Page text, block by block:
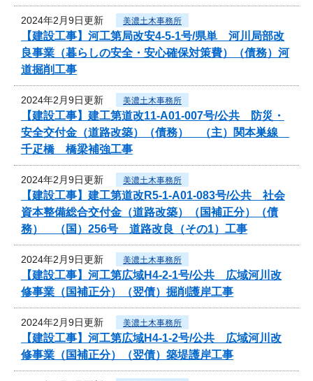
2024年2月9日更新 美濃土木事務所
【建設工事】河工第局改安4-5-1号/県単 河川局部改
良事業（暮らしの安全・安心確保対策費）（債務）河
道掘削工事
2024年2月9日更新 美濃土木事務所
【建設工事】建工第道改11-A01-007号/公共 防災・
安全交付金（道路改築）（債務） （主）関本巣線
千疋橋 橋梁補強工事
2024年2月9日更新 美濃土木事務所
【建設工事】建工第道改R5-1-A01-083号/公共 社会
資本整備総合交付金（道路改築）（国補正分）（債
務） （国）256号 道路改良（その1）工事
2024年2月9日更新 美濃土木事務所
【建設工事】河工第広域H4-2-1号/公共 広域河川改
修事業（国補正分）（翌債）掘削護岸工事
2024年2月9日更新 美濃土木事務所
【建設工事】河工第広域H4-1-2号/公共 広域河川改
修事業（国補正分）（翌債）築堤護岸工事